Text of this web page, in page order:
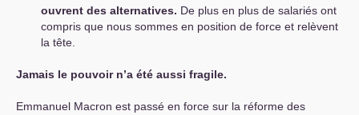
ouvrent des alternatives. De plus en plus de salariés ont
compris que nous sommes en position de force et relèvent
la tête.
Jamais le pouvoir n’a été aussi fragile.
Emmanuel Macron est passé en force sur la réforme des